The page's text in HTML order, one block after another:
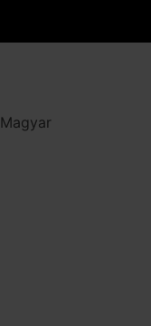
Magyar